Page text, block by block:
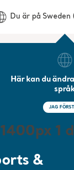
Du är på Sweden
Här kan du
JAG
&